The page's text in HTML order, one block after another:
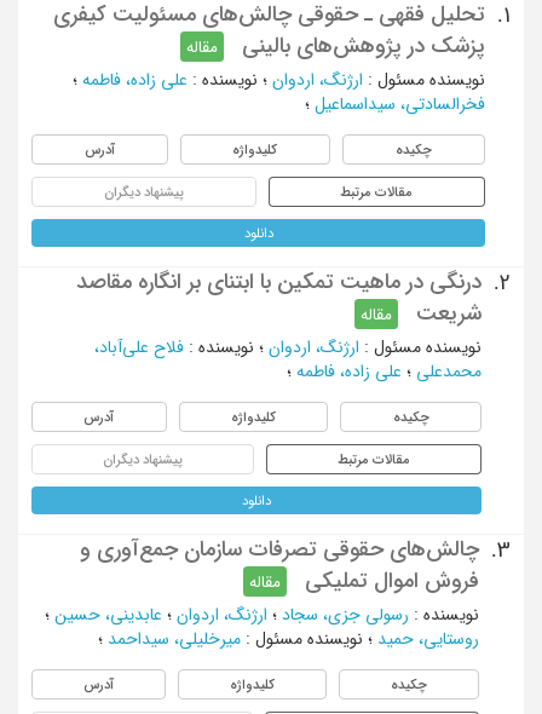
1.
تحلیل فقهی ـ حقوقی چالش‌های مسئولیت کیفری
پزشک در پژوهش‌های بالینی
مقاله
نویسنده مسئول : ارژنگ، اردوان ؛ نویسنده : علی ‌زاده، فاطمه ؛
فخرالسادتی، سیداسماعیل ؛
چکیده کلیدواژه آدرس
مقالات مرتبط پیشنهاد دیگران
دانلود
2.
درنگی در ماهیت تمکین با ابتنای بر انگاره مقاصد
شریعت
مقاله
نویسنده مسئول : ارژنگ، اردوان ؛ نویسنده : فلاح علی‌آباد،
محمدعلی ؛ علی زاده، فاطمه ؛
چکیده کلیدواژه آدرس
مقالات مرتبط پیشنهاد دیگران
دانلود
3.
چالش‌های حقوقی تصرفات سازمان جمع‌آوری و
فروش اموال تملیکی
مقاله
نویسنده : رسولی جزی، سجاد ؛ ارژنگ، اردوان ؛ عابدینی، حسین ؛
روستایی، حمید ؛ نویسنده مسئول : میرخلیلی، سیداحمد ؛
چکیده کلیدواژه آدرس